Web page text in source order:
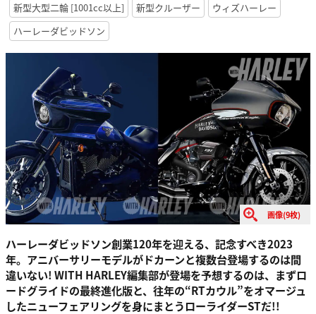
新型大型二輪 [1001cc以上]
新型クルーザー
ウィズハーレー
ハーレーダビッドソン
画像(9枚)
ハーレーダビッドソン創業120年を迎える、記念すべき2023
年。アニバーサリーモデルがドカーンと複数台登場するのは間
違いない! WITH HARLEY編集部が登場を予想するのは、まずロ
ードグライドの最終進化版と、往年の“RTカウル”をオマージュ
したニューフェアリングを身にまとうローライダーSTだ!!